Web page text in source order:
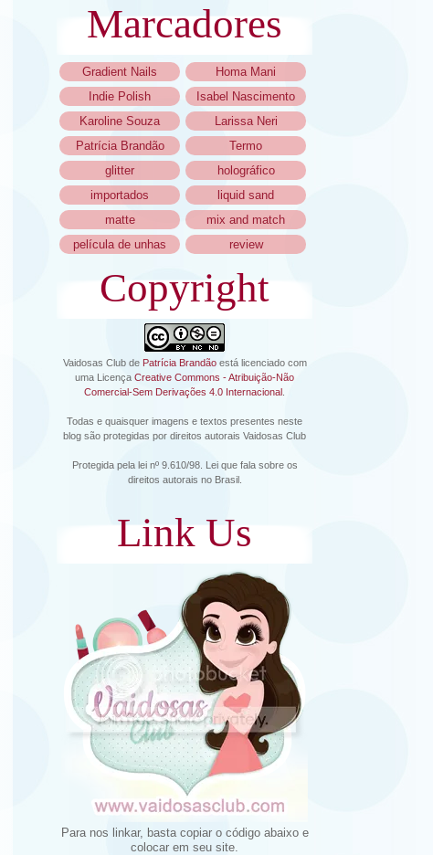
Marcadores
Gradient Nails
Homa Mani
Indie Polish
Isabel Nascimento
Karoline Souza
Larissa Neri
Patrícia Brandão
Termo
glitter
holográfico
importados
liquid sand
matte
mix and match
película de unhas
review
Copyright
Vaidosas Clubde Patrícia Brandãoestá licenciado com
uma Licença Creative Commons - Atribuição-Não
Comercial-Sem Derivações 4.0 Internacional
Todas e quaisquer imagens e textos presentes neste
blog são protegidas por direitos autorais Vaidosas Club
Protegida pela lei nº 9.610/98. Lei que fala sobre os
direitos autorais no Brasil.
Link Us
Para nos linkar, basta copiar o código abaixo e
colocar em seu site.